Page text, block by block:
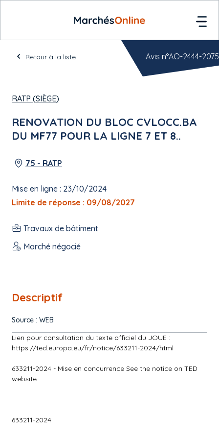
Retour à la liste
RATP (SIÈGE)
RENOVATION DU BLOC CVLOCC.BA
DU MF77 POUR LA LIGNE 7 ET 8..
75 - RATP
Mise en ligne : 23/10/2024
Limite de réponse : 09/08/2027
Travaux de bâtiment
Marché négocié
Avis n°AO-2444-2075
Descriptif
Source : WEB
Lien pour consultation du texte officiel du JOUE :
https://ted.europa.eu/fr/notice/633211-2024/html
633211-2024 - Mise en concurrence See the notice on TED
website
633211-2024